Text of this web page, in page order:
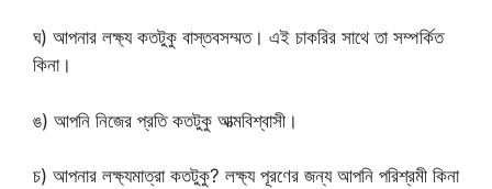
ঘ) আপনার লক্ষ্য কতটুকু বাস্তবসম্মত। এই চাকরির সাথে তা সম্পর্কিত
কিনা।
ঙ) আপনি নিজের প্রতি কতটুকু আত্মবিশ্বাসী।
চ) আপনার লক্ষ্যমাত্রা কতটুকু? লক্ষ্য পূরণের জন্য আপনি পরিশ্রমী কিনা